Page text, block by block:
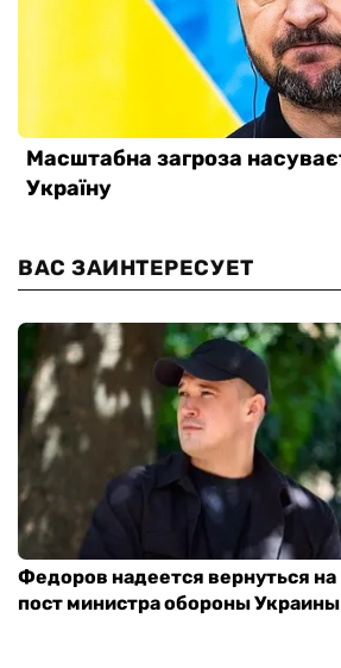
ВАС ЗАИНТЕРЕСУЕТ
Федоров надеется вернуться на
пост министра обороны Украины